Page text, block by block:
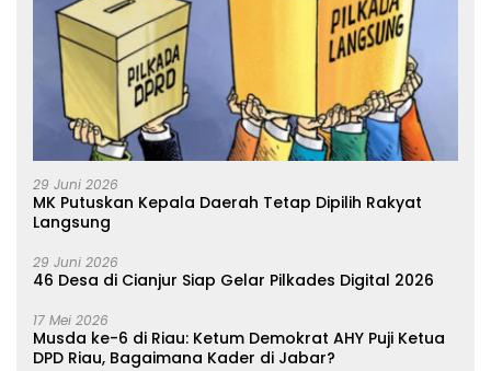
29 Juni 2026
MK Putuskan Kepala Daerah Tetap Dipilih Rakyat
Langsung
29 Juni 2026
46 Desa di Cianjur Siap Gelar Pilkades Digital 2026
17 Mei 2026
Musda ke-6 di Riau: Ketum Demokrat AHY Puji Ketua
DPD Riau, Bagaimana Kader di Jabar?